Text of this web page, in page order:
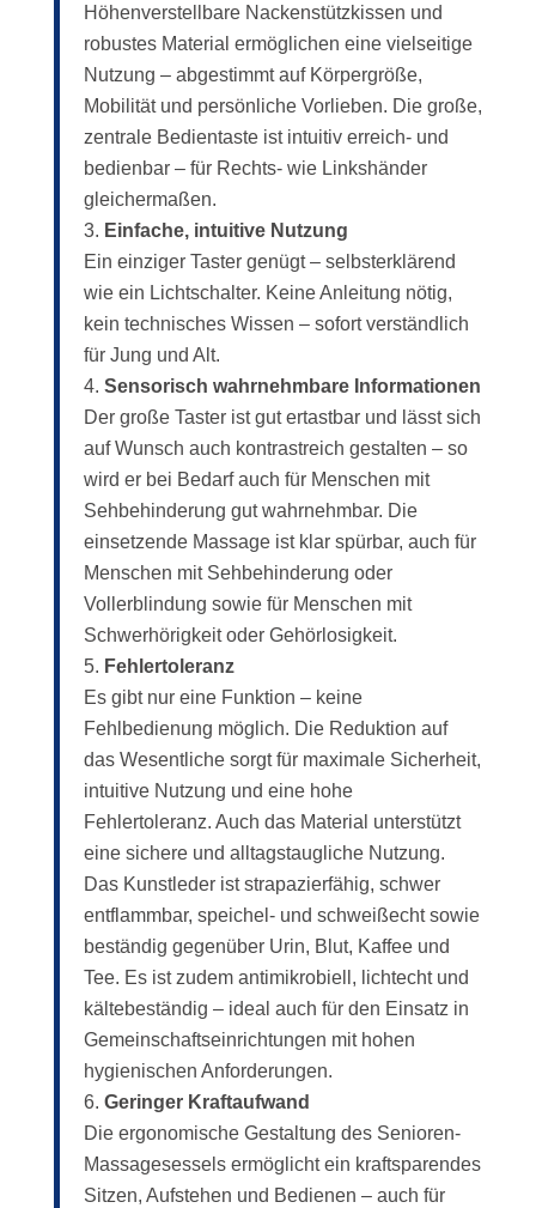
Höhenverstellbare Nackenstützkissen und
robustes Material ermöglichen eine vielseitige
Nutzung – abgestimmt auf Körpergröße,
Mobilität und persönliche Vorlieben. Die große,
zentrale Bedientaste ist intuitiv erreich- und
bedienbar – für Rechts- wie Linkshänder
gleichermaßen.
Einfache, intuitive Nutzung
Ein einziger Taster genügt – selbsterklärend
wie ein Lichtschalter. Keine Anleitung nötig,
kein technisches Wissen – sofort verständlich
für Jung und Alt.
Sensorisch wahrnehmbare Informationen
Der große Taster ist gut ertastbar und lässt sich
auf Wunsch auch kontrastreich gestalten – so
wird er bei Bedarf auch für Menschen mit
Sehbehinderung gut wahrnehmbar. Die
einsetzende Massage ist klar spürbar, auch für
Menschen mit Sehbehinderung oder
Vollerblindung sowie für Menschen mit
Schwerhörigkeit oder Gehörlosigkeit.
Fehlertoleranz
Es gibt nur eine Funktion – keine
Fehlbedienung möglich. Die Reduktion auf
das Wesentliche sorgt für maximale Sicherheit,
intuitive Nutzung und eine hohe
Fehlertoleranz. Auch das Material unterstützt
eine sichere und alltagstaugliche Nutzung.
Das Kunstleder ist strapazierfähig, schwer
entflammbar, speichel- und schweißecht sowie
beständig gegenüber Urin, Blut, Kaffee und
Tee. Es ist zudem antimikrobiell, lichtecht und
kältebeständig – ideal auch für den Einsatz in
Gemeinschaftseinrichtungen mit hohen
hygienischen Anforderungen.
Geringer Kraftaufwand
Die ergonomische Gestaltung des Senioren-
Massagesessels ermöglicht ein kraftsparendes
Sitzen, Aufstehen und Bedienen – auch für